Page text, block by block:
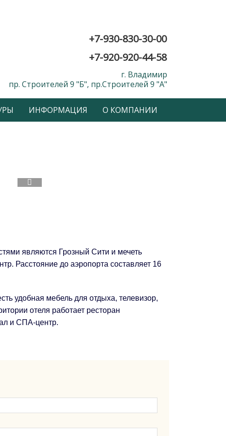
+7-930-830-30-00
+7-920-920-44-58
г. Владимир
пр. Строителей 9 "Б", пр.Строителей 9 "А"
ИНФОРМАЦИЯ О КОМПАНИИ
являются Грозный Сити и мечеть
Расстояние до аэропорта составляет 16
удобная мебель для отдыха, телевизор,
отеля работает ресторан
и СПА-центр.